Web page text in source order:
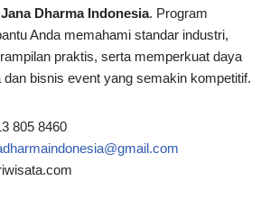
Dharma Indonesia. Program
Anda memahami standar industri,
praktis, serta memperkuat daya
dan bisnis event yang semakin kompetitif.
805 8460